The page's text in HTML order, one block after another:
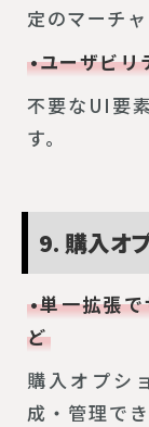
定のマーチ
•ユーザビリ
不要なUI要
す。
9. 購入オ
•単一拡張
ど
購入オプシ
成・管理でき